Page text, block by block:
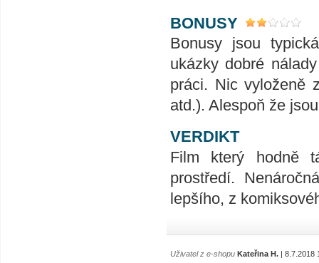
BONUSY
Bonusy jsou
ukázky dobré
práci. Nic vyloženě
atd.). Alespoň že
VERDIKT
Film který hodně
prostředí.
lepšího, z
Uživatel z e-shopu Kateřina H. | 8.7.2018